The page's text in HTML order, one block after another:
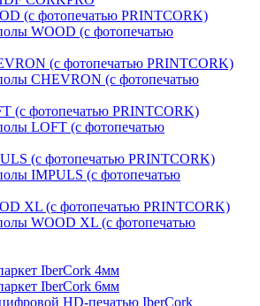
(с фотопечатью PRINTCORK)
WOOD (с фотопечатью
(с фотопечатью PRINTCORK)
CHEVRON (с фотопечатью
(с фотопечатью PRINTCORK)
LOFT (с фотопечатью
(с фотопечатью PRINTCORK)
IMPULS (с фотопечатью
XL (с фотопечатью PRINTCORK)
WOOD XL (с фотопечатью
IberCork 4мм
IberCork 6мм
HD-печатью IberCork